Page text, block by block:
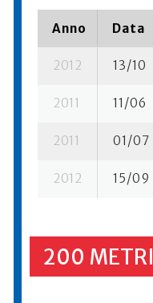
Anno Data
2012 13/10
2011 11/06
2011 01/07
2012 15/09
200 METRI